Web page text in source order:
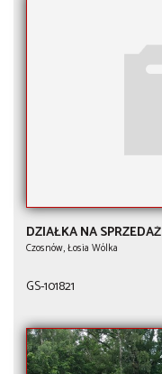
DZIAŁKA NA SPRZEDAŻ
Czosnów, Łosia Wólka
GS-101821